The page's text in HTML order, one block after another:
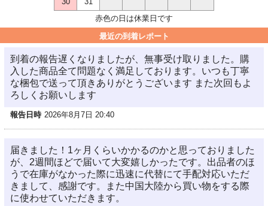
赤色の日は休業日です
最近の到着レポート
到着の報告遅くなりましたが、無事受け取りました。購
入した商品全て問題なく満足しております。いつも丁寧
な梱包で送って頂きありがとうございます また次回もよ
ろしくお願いします
報告日時 2026年8月7日 20:40
届きました！1ヶ月くらいかかるのかと思っておりました
が、2週間ほどで届いて大変嬉しかったです。出品者のほ
うで在庫がなかった際に迅速に代替にて手配対応いただ
きまして、感謝です。また中国大陸から買い物をする際
に使わせていただきます。